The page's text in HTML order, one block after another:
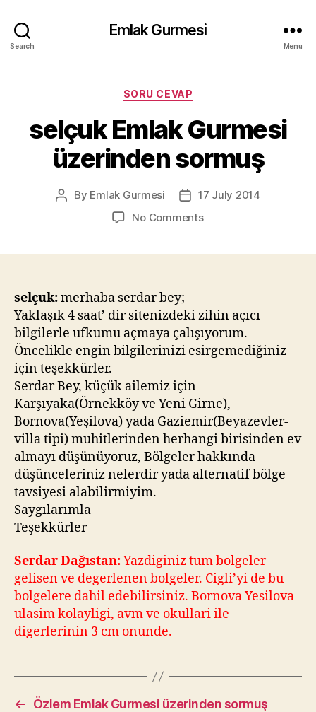
Search
Emlak Gurmesi
Menu
Categories
SORU CEVAP
selçuk Emlak Gurmesi
üzerinden sormuş
Post
By Emlak Gurmesi
Post17 July 2014
No Commentson
selçuk:merhaba serdar bey;
Yaklaşık 4 saat’ dir sitenizdeki zihin açıcı
bilgilerle ufkumu açmaya çalışıyorum.
Öncelikle engin bilgilerinizi esirgemediğiniz
için teşekkürler.
Serdar Bey, küçük ailemiz için
Karşıyaka(Örnekköy ve Yeni Girne),
Bornova(Yeşilova) yada Gaziemir(Beyazevler-
villa tipi) muhitlerinden herhangi birisinden ev
almayı düşünüyoruz, Bölgeler hakkında
düşünceleriniz nelerdir yada alternatif bölge
tavsiyesi alabilirmiyim.
Saygılarımla
Teşekkürler
Serdar Dağıstan:Yazdiginiz tum bolgeler
gelisen ve degerlenen bolgeler. Cigli’yi de bu
bolgelere dahil edebilirsiniz. Bornova Yesilova
ulasim kolayligi, avm ve okullari ile
digerlerinin 3 cm onunde.
←
Özlem Emlak Gurmesi üzerinden sormuş